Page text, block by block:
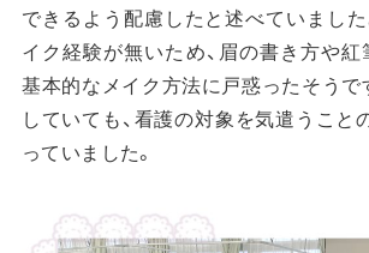
できるよう配慮したと述べていました
イク経験が無いため、眉の書き方や紅
基本的なメイク方法に戸惑ったそうで
していても、看護の対象を気遣うこと
っていました。